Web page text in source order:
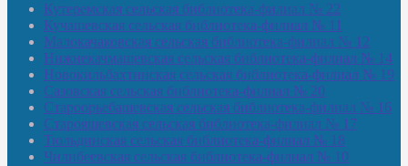
Кутеремская сельская библиотека-филиал № 22
Кучашевская сельская библиотека-филиал № 11
Малокачаковская сельская библиотека-филиал № 12
Нижнекачмашевская сельская библиотека-филиал № 14
Новокильбахтинская сельская библиотека-филиал № 19
Сазовская сельская библиотека-филиал № 20
Староорьебашевская сельская библиотека-филиал № 16
Старояшевская сельская библиотека-филиал № 17
Тюльдинская сельская библиотека-филиал № 18
Чилибеевская сельская библиотека-филиал № 10